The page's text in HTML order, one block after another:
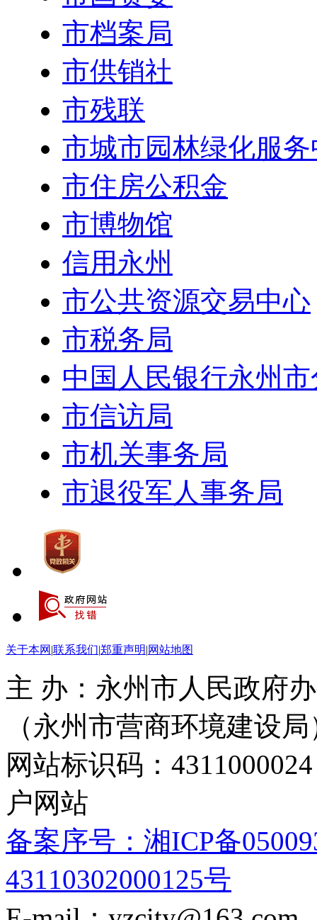
市档案局
市供销社
市残联
市城市园林绿化服
市住房公积金
市博物馆
信用永州
市公共资源交易中心
市税务局
中国人民银行永州
市信访局
市机关事务局
市退役军人事务局
关于本网 |联系我们|郑重声明|网站地图
主 办：永州市人民政府
（永州市营商环境建设局
网站标识码：
户网站
备案序号：湘ICP备
43110302000125号